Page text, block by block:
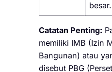
besar.
Catatan Penting:
memiliki IMB (Izin
Bangunan) atau
disebut PBG